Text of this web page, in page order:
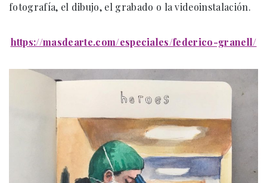
fotografía, el dibujo, el grabado o la videoinstalación.
https://masdearte.com/especiales/federico-granell/